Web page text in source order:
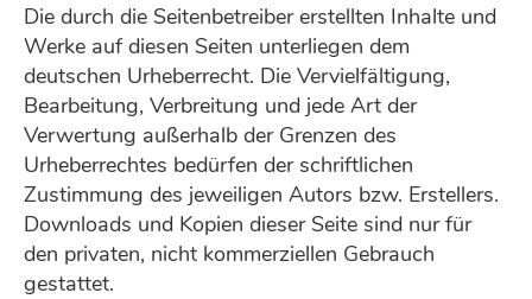
Die durch die Seitenbetreiber erstellten Inhalte und
Werke auf diesen Seiten unterliegen dem
deutschen Urheberrecht. Die Vervielfältigung,
Bearbeitung, Verbreitung und jede Art der
Verwertung außerhalb der Grenzen des
Urheberrechtes bedürfen der schriftlichen
Zustimmung des jeweiligen Autors bzw. Erstellers.
Downloads und Kopien dieser Seite sind nur für
den privaten, nicht kommerziellen Gebrauch
gestattet.